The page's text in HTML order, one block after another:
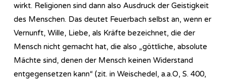
wirkt. Religionen sind dann also Ausdruck der Geistigkeit
des Menschen. Das deutet Feuerbach selbst an, wenn er
Vernunft, Wille, Liebe, als Kräfte bezeichnet, die der
Mensch nicht gemacht hat, die also „göttliche, absolute
Mächte sind, denen der Mensch keinen Widerstand
entgegensetzen kann“ (zit. in Weischedel, a.a.O, S. 400,